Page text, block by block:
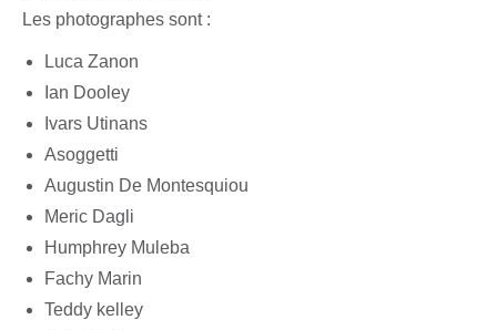
Les photographes sont :
Luca Zanon
Ian Dooley
Ivars Utinans
Asoggetti
Augustin De Montesquiou
Meric Dagli
Humphrey Muleba
Fachy Marin
Teddy kelley